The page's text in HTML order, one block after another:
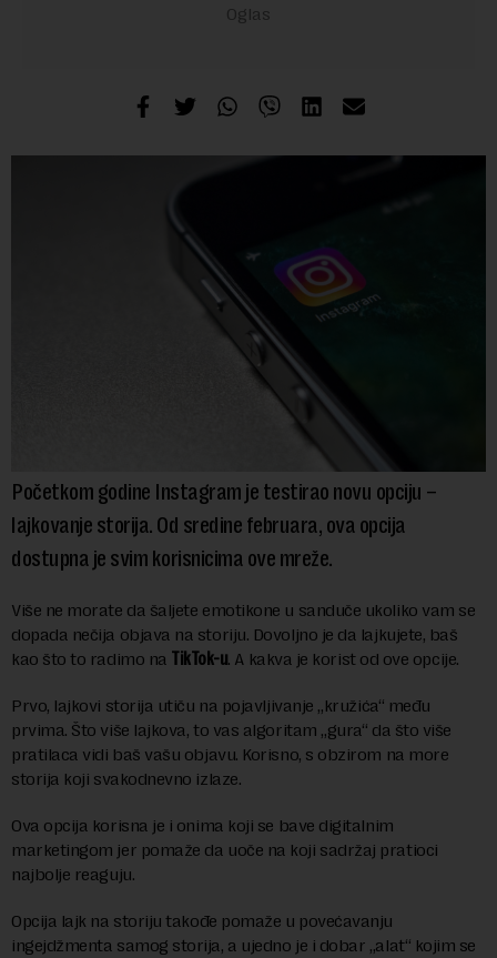
Početkom godine Instagram je testirao novu opciju –
lajkovanje storija. Od sredine februara, ova opcija
dostupna je svim korisnicima ove mreže.
Više ne morate da šaljete emotikone u sanduče ukoliko vam se
dopada nečija objava na storiju. Dovoljno je da lajkujete, baš
kao što to radimo na TikTok-u. A kakva je korist od ove opcije.
Prvo, lajkovi storija utiču na pojavljivanje „kružića“ među
prvima. Što više lajkova, to vas algoritam „gura“ da što više
pratilaca vidi baš vašu objavu. Korisno, s obzirom na more
storija koji svakodnevno izlaze.
Ova opcija korisna je i onima koji se bave digitalnim
marketingom jer pomaže da uoče na koji sadržaj pratioci
najbolje reaguju.
Opcija lajk na storiju takođe pomaže u povećavanju
ingejdžmenta samog storija, a ujedno je i dobar „alat“ kojim se